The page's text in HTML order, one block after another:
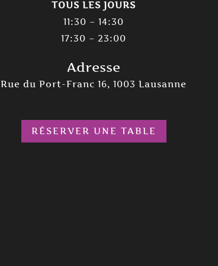
TOUS LES JOURS
11:30 – 14:30
17:30 – 23:00
Adresse
Rue du Port-Franc 16, 1003 Lausanne
RÉSERVER UNE TABLE